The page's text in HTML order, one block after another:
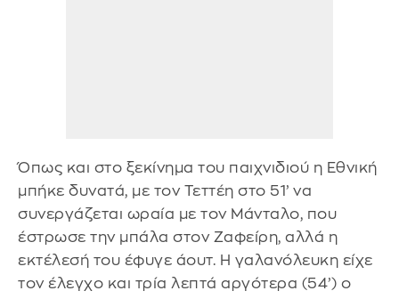
Όπως και στο ξεκίνημα του παιχνιδιού η Εθνική
μπήκε δυνατά, με τον Τεττέη στο 51’ να
συνεργάζεται ωραία με τον Μάνταλο, που
έστρωσε την μπάλα στον Ζαφείρη, αλλά η
εκτέλεσή του έφυγε άουτ. Η γαλανόλευκη είχε
τον έλεγχο και τρία λεπτά αργότερα (54’) ο